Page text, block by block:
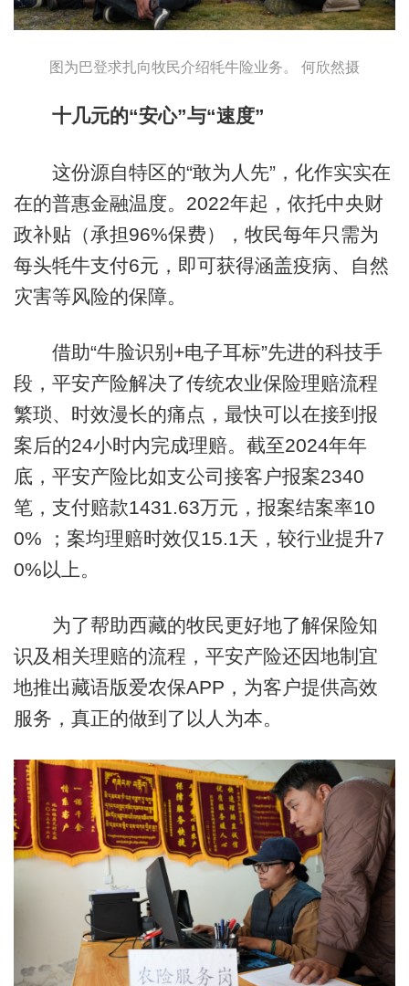
图为巴登求扎向牧民介绍牦牛险业务。 何欣然摄
十几元的“安心”与“速度”
这份源自特区的“敢为人先”，化作实实在
在的普惠金融温度。2022年起，依托中央财
政补贴（承担96%保费），牧民每年只需为
每头牦牛支付6元，即可获得涵盖疫病、自然
灾害等风险的保障。
借助“牛脸识别+电子耳标”先进的科技手
段，平安产险解决了传统农业保险理赔流程
繁琐、时效漫长的痛点，最快可以在接到报
案后的24小时内完成理赔。截至2024年年
底，平安产险比如支公司接客户报案2340
笔，支付赔款1431.63万元，报案结案率10
0% ；案均理赔时效仅15.1天，较行业提升7
0%以上。
为了帮助西藏的牧民更好地了解保险知
识及相关理赔的流程，平安产险还因地制宜
地推出藏语版爱农保APP，为客户提供高效
服务，真正的做到了以人为本。